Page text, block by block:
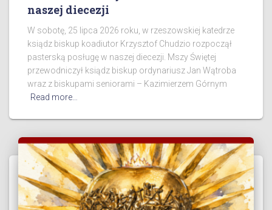
naszej diecezji
W sobotę, 25 lipca 2026 roku, w rzeszowskiej katedrze
ksiądz biskup koadiutor Krzysztof Chudzio rozpoczął
pasterską posługę w naszej diecezji. Mszy Świętej
przewodniczył ksiądz biskup ordynariusz Jan Wątroba
wraz z biskupami seniorami – Kazimierzem Górnym
Read more…